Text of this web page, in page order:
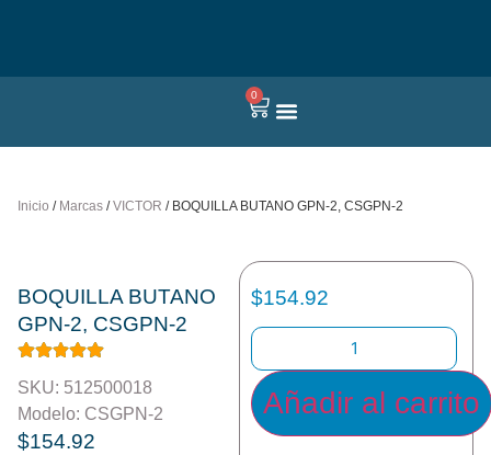
0
Inicio / Marcas /VICTOR / BOQUILLA BUTANO GPN-2, CSGPN-2
BOQUILLA BUTANO
GPN-2, CSGPN-2
SKU: 512500018
Modelo: CSGPN-2
$154.92
$154.92
Añadir al carrito